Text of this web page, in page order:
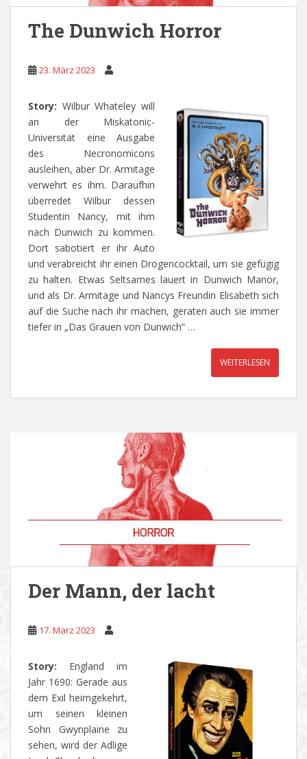
The Dunwich Horror
23. März 2023
Story: Wilbur Whateley will
an der Miskatonic-
Universität eine Ausgabe
des Necronomicons
ausleihen, aber Dr. Armitage
verwehrt es ihm. Daraufhin
überredet Wilbur dessen
Studentin Nancy, mit ihm
nach Dunwich zu kommen.
Dort sabotiert er ihr Auto
und verabreicht ihr einen Drogencocktail, um sie gefügig
zu halten. Etwas Seltsames lauert in Dunwich Manor,
und als Dr. Armitage und Nancys Freundin Elisabeth sich
auf die Suche nach ihr machen, geraten auch sie immer
tiefer in „Das Grauen von Dunwich“ …
WEITERLESEN
Der Mann, der lacht
17. März 2023
Story: England im
Jahr 1690: Gerade aus
dem Exil heimgekehrt,
um seinen kleinen
Sohn Gwynplaine zu
sehen, wird der Adlige